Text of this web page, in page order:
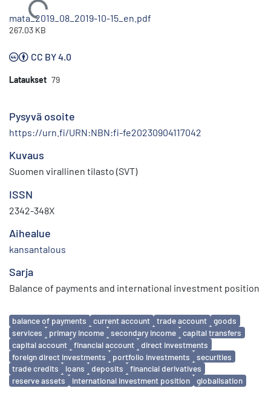
Ladataan...
mata_2019_08_2019-10-15_en.pdf
267.03 KB
CC BY 4.0
Lataukset 79
Pysyvä osoite
https://urn.fi/URN:NBN:fi-fe20230904117042
Kuvaus
Suomen virallinen tilasto (SVT)
ISSN
2342-348X
Aihealue
kansantalous
Sarja
Balance of payments and international investment position
Avainsanat
balance of payments current account trade account
goods
services
primary income secondary income
capital transfers
capital account
financial account
direct investments
foreign direct investments
portfolio investments
securities
trade credits
loans deposits
financial derivatives
reserve assets
international investment position globalisation